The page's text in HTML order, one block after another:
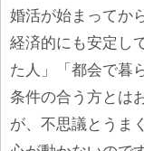
婚活が始まってか
経済的にも安定し
た人」「都会で暮
条件の合う方とは
が、不思議とうま